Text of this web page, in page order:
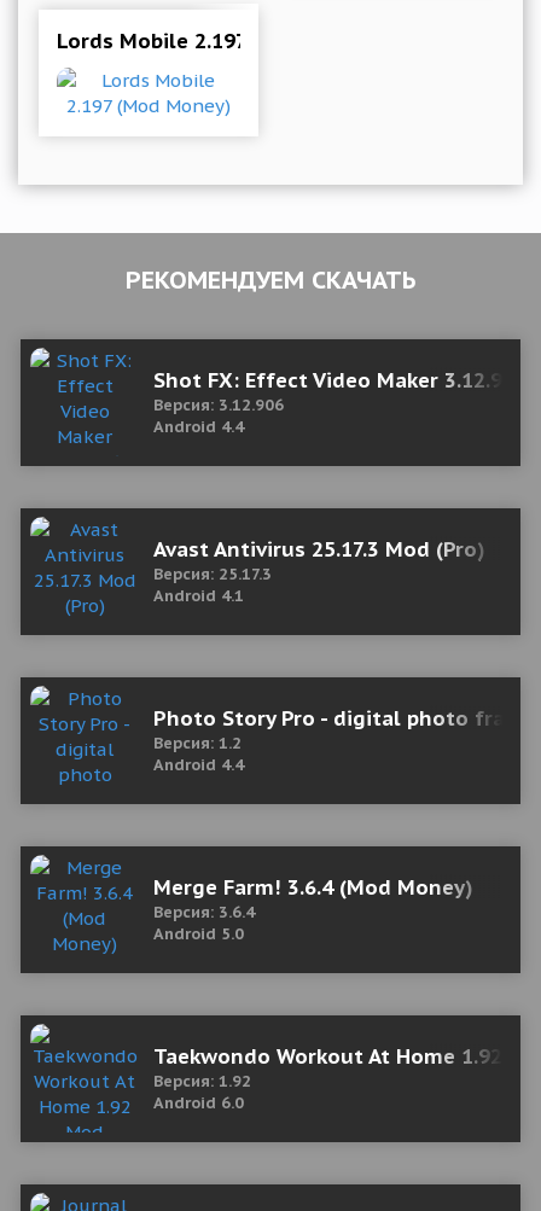
Lords Mobile 2.197 (Mod Money)
РЕКОМЕНДУЕМ СКАЧАТЬ
Shot FX: Effect Video Maker 3.12.906
Версия: 3.12.906
Android 4.4
Avast Antivirus 25.17.3 Mod (Pro)
Версия: 25.17.3
Android 4.1
Photo Story Pro - digital photo frame
Версия: 1.2
Android 4.4
Merge Farm! 3.6.4 (Mod Money)
Версия: 3.6.4
Android 5.0
Taekwondo Workout At Home 1.92
Версия: 1.92
Android 6.0